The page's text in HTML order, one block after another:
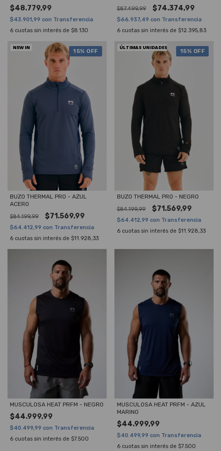
$48.779,99
$43.901,99 con Transferencia
6 cuotas sin interés de $8.130
$87.499,99 $74.374,99
$66.937,49 con Transferencia
6 cuotas sin interés de $12.395,83
15% OFF
NEW IN
BUZO THERMAL PRO - AZUL
ACERO
$84.199,99 $71.569,99
$64.412,99 con Transferencia
6 cuotas sin interés de $11.928,33
15% OFF
ÚLTIMAS UNIDADES
BUZO THERMAL PRO - NEGRO
$84.199,99 $71.569,99
$64.412,99 con Transferencia
6 cuotas sin interés de $11.928,33
MUSCULOSA HEAT PRFM - NEGRO
$44.999,99
$40.499,99 con Transferencia
6 cuotas sin interés de $7.500
MUSCULOSA HEAT PRFM - AZUL
MARINO
$44.999,99
$40.499,99 con Transferencia
6 cuotas sin interés de $7.500